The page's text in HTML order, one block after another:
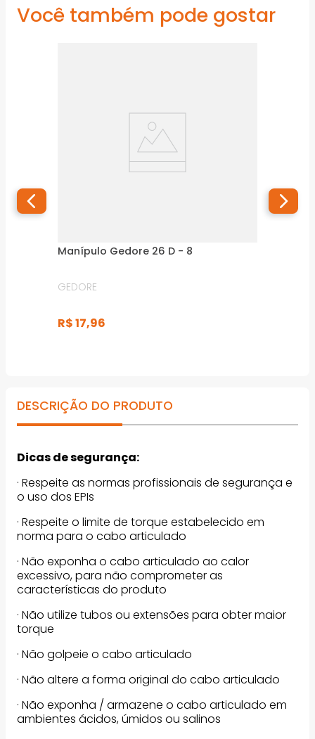
Você também pode gostar
Manípulo Gedore 26 D - 8
GEDORE
R$17,96
DESCRIÇÃO DO PRODUTO
Dicas de segurança:
· Respeite as normas profissionais de segurança e
o uso dos EPIs
· Respeite o limite de torque estabelecido em
norma para o cabo articulado
· Não exponha o cabo articulado ao calor
excessivo, para não comprometer as
características do produto
· Não utilize tubos ou extensões para obter maior
torque
· Não golpeie o cabo articulado
· Não altere a forma original do cabo articulado
· Não exponha / armazene o cabo articulado em
ambientes ácidos, úmidos ou salinos